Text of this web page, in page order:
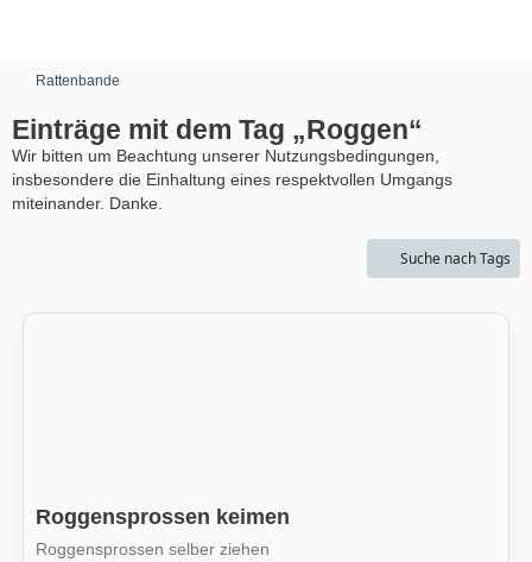
Rattenbande
Einträge mit dem Tag „Roggen“
Wir bitten um Beachtung unserer Nutzungsbedingungen,
insbesondere die Einhaltung eines respektvollen Umgangs
miteinander. Danke.
Suche nach Tags
Roggensprossen keimen
Roggensprossen selber ziehen